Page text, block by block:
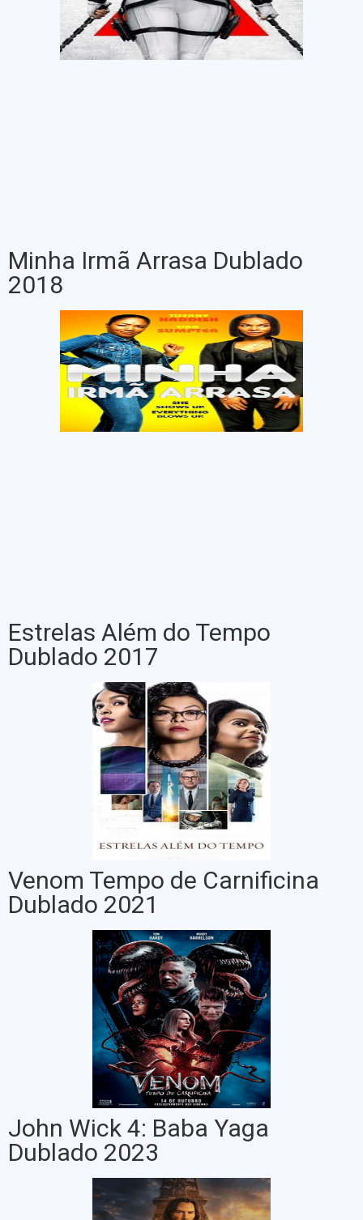
Minha Irmã Arrasa Dublado
2018
Estrelas Além do Tempo
Dublado 2017
Venom Tempo de Carnificina
Dublado 2021
John Wick 4: Baba Yaga
Dublado 2023